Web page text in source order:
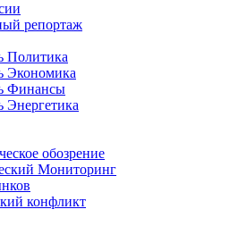
репортаж
Политика
Экономика
Финансы
Энергетика
обозрение
Мониторинг
конфликт